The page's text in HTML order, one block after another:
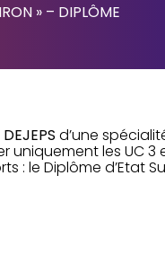
» – DIPLÔME
d’une
uniquement les UC 3
: le Diplôme d’Etat